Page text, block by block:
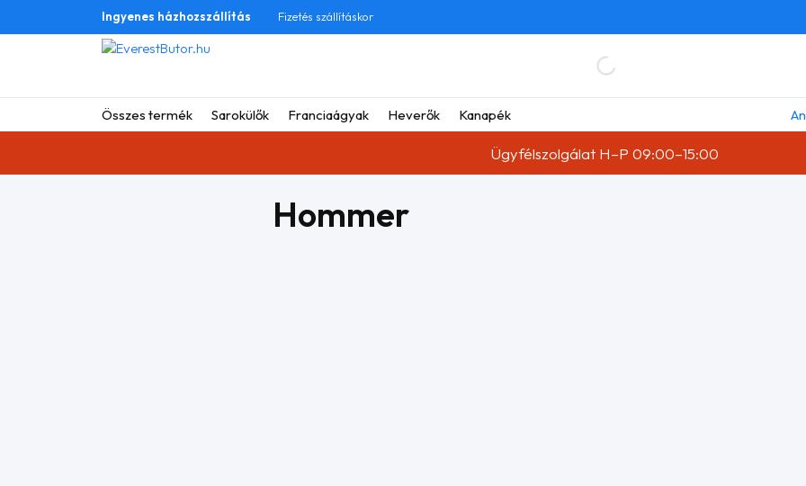
Ingyenes házhozszállítás Fizetés szállításkor
Összes termék Sarokülők Franciaágyak Heverők Kanapék
Ügyfélszolgálat H–P 09:00–15:00
Hommer